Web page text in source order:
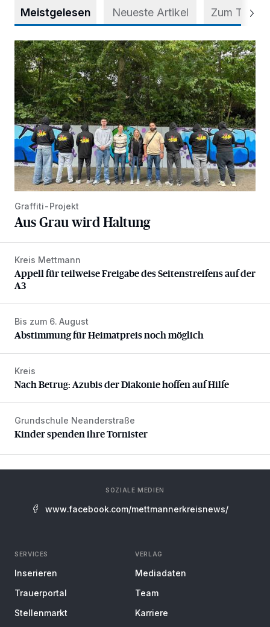
Meistgelesen Neueste Artikel Zum Thema
Aus Grau wird Haltung
Graffiti-Projekt
Aus Grau wird Haltung
Appell für teilweise Freigabe des Seitenstreifens auf der A3
Kreis Mettmann
Appell für teilweise Freigabe des Seitenstreifens auf der
A3
Abstimmung für Heimatpreis noch möglich
Bis zum 6. August
Abstimmung für Heimatpreis noch möglich
Nach Betrug: Azubis der Diakonie hoffen auf Hilfe
Kreis
Nach Betrug: Azubis der Diakonie hoffen auf Hilfe
Kinder spenden ihre Tornister
Grundschule Neanderstraße
Kinder spenden ihre Tornister
SOZIALE MEDIEN
www.facebook.com/mettmannerkreisnews/
SERVICES
Inserieren
Trauerportal
Stellenmarkt
VERLAG
Mediadaten
Team
Karriere